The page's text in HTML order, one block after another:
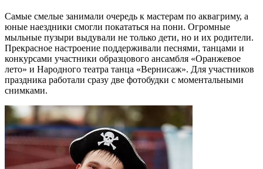
Самые смелые занимали очередь к мастерам по аквагриму, а
юные наездники смогли покататься на пони. Огромные
мыльные пузыри выдували не только дети, но и их родители.
Прекрасное настроение поддерживали песнями, танцами и
конкурсами участники образцового ансамбля «Оранжевое
лето» и Народного театра танца «Вернисаж». Для участников
праздника работали сразу две фотобудки с моментальными
снимками.